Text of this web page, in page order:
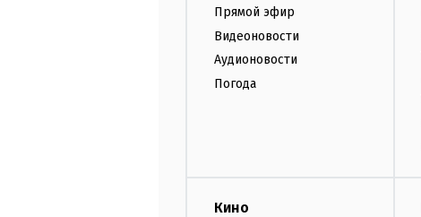
Прямой эфир
Видеоновости
Аудионовости
Погода
Кино